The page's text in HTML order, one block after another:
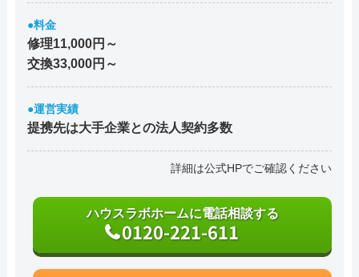
●料金
修理11,000円～
交換33,000円～
●運営実績
提携先は大手企業との法人契約多数
詳細は公式HPでご確認ください
ハウスラボホームに電話相談する
0120-221-611